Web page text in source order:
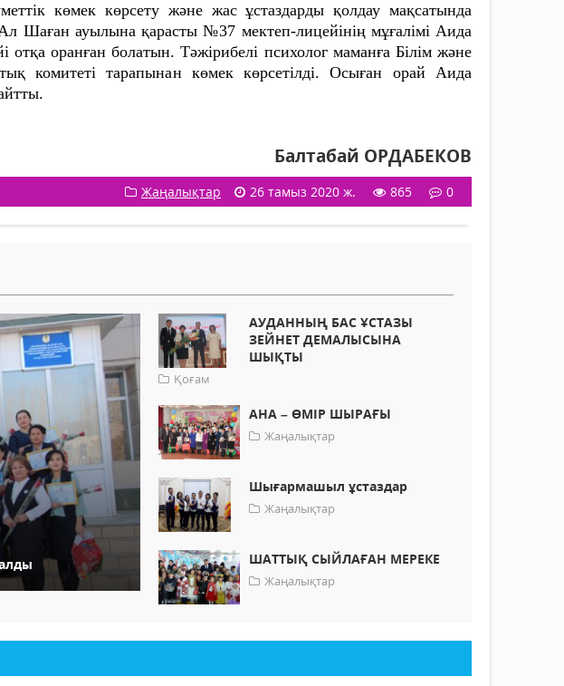
көмек көрсету және жас ұстаздарды қолдау мақсатында
Ал Шаған ауылына қарасты №37 мектеп-лицейінің мұғалімі Аида
оранған болатын. Тәжірибелі психолог маманға Білім және
комитеті тарапынан көмек көрсетілді. Осыған орай Аида
Балтабай ОРДАБЕКОВ
Жаңалықтар 26 тамыз 2020 ж. 865 0
АУДАННЫҢ БАС ҰСТАЗЫ
ЗЕЙНЕТ ДЕМАЛЫСЫНА
ШЫҚТЫ
Қоғам
АНА – ӨМІР ШЫРАҒЫ
Жаңалықтар
Шығармашыл ұстаздар
Жаңалықтар
ШАТТЫҚ СЫЙЛАҒАН МЕРЕКЕ
Жаңалықтар